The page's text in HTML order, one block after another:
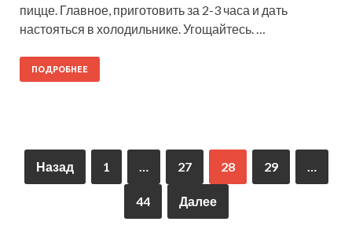
пицце. Главное, приготовить за 2-3 часа и дать
настояться в холодильнике. Угощайтесь. …
ПОДРОБНЕЕ
Назад 1 … 27 28 29 …
44 Далее